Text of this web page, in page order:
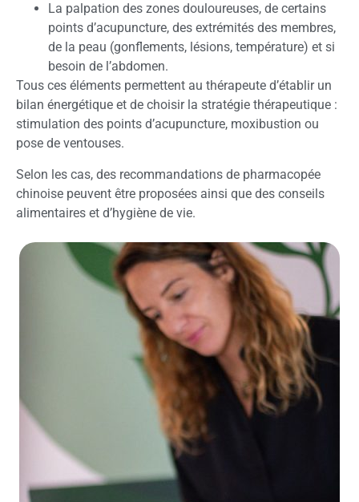
La palpation des zones douloureuses, de certains
points d’acupuncture, des extrémités des membres,
de la peau (gonflements, lésions, température) et si
besoin de l’abdomen.
Tous ces éléments permettent au thérapeute d’établir un
bilan énergétique et de choisir la stratégie thérapeutique :
stimulation des points d’acupuncture, moxibustion ou
pose de ventouses.
Selon les cas, des recommandations de pharmacopée
chinoise peuvent être proposées ainsi que des conseils
alimentaires et d’hygiène de vie.